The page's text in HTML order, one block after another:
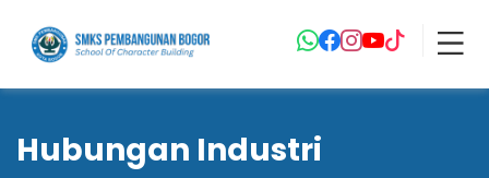
Hubungan Industri